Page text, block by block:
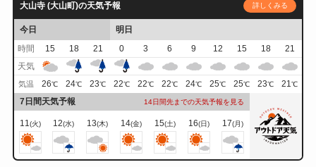
大山寺 (大山町)の天気予報 詳しくみる
今日
明日
時間
15 18 21 0 3 6 9 12 15 18
21
天気
気温 26℃ 24℃ 23℃ 22℃ 22℃ 22℃ 24℃ 25℃ 25℃ 23℃ 21℃
7日間天気予報 14日間先までの天気予報を見る
11(火) 12(水) 13(木) 14(金) 15(土) 16(日) 17(月)